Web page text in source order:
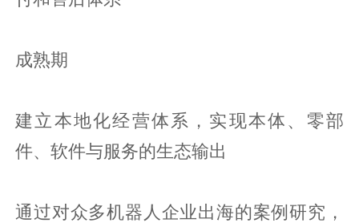
成熟期
建立本地化经营体系，实现本体、零部
件、软件与服务的生态输出
通过对众多机器人企业出海的案例研究，